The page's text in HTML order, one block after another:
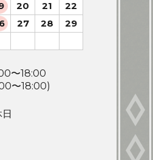
20 21
22
27 28
29
〜18:00
〜18:00)